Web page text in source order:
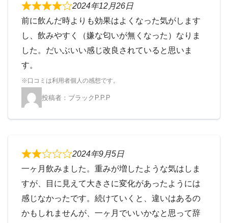
2024年12月26日
前に飲んだ時よりも効果はよくなった気がします
し、飲みやすく（嫌な匂いが無くなった）なりま
した。だいぶいい感じ改良されていると思いま
す。
ブラックP.P.P
2024年9月5日
一ヶ月飲みました。重みが増したような気はしま
すが、目に見えて大きさに変化があったようには
感じなかったです。続けていくと、違いはあるの
かもしれませんが、一ヶ月でいいかなと思って辞